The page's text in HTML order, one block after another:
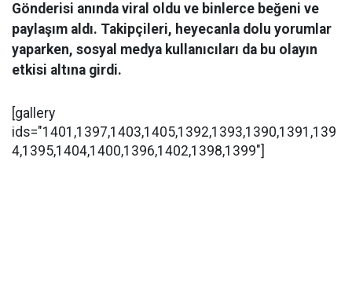
Gönderisi anında viral oldu ve binlerce beğeni ve
paylaşım aldı. Takipçileri, heyecanla dolu yorumlar
yaparken, sosyal medya kullanıcıları da bu olayın
etkisi altına girdi.
[gallery
ids="1401,1397,1403,1405,1392,1393,1390,1391,139
4,1395,1404,1400,1396,1402,1398,1399"]